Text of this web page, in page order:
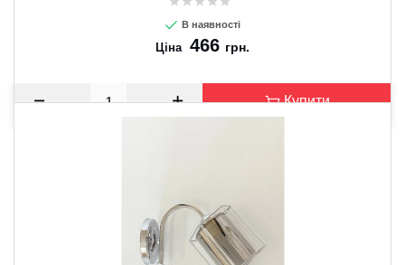
В наявності
Ціна 466 грн.
Купити